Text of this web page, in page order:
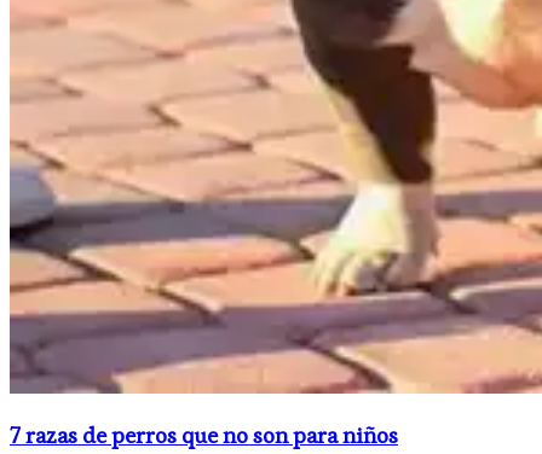
​7 razas de perros que no son para niños